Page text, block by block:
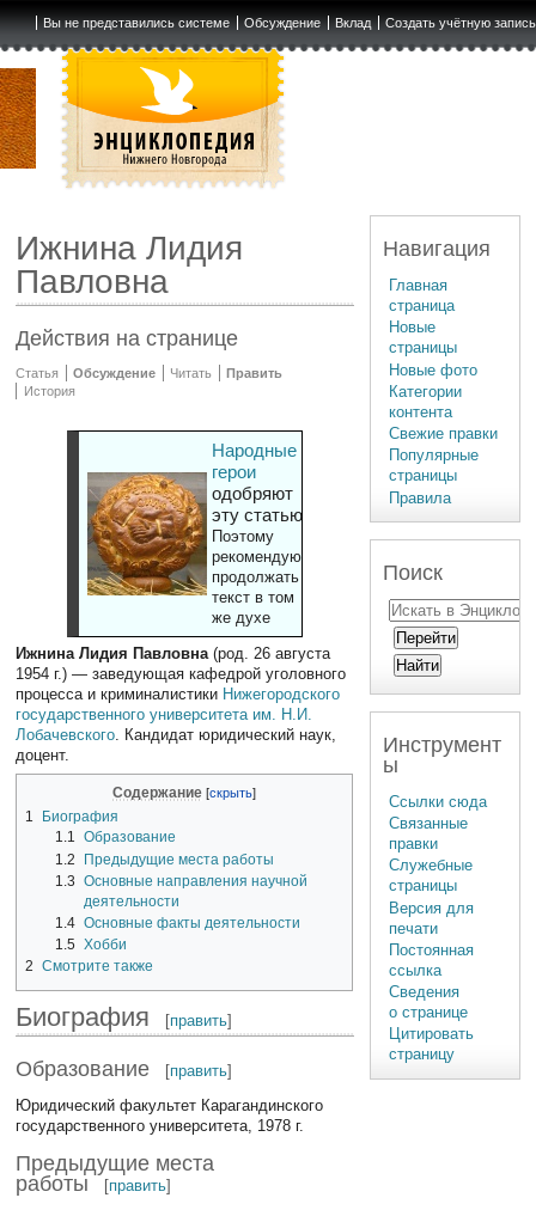
Вы не представились системе Обсуждение Вклад Создать учётную запись
Ижнина Лидия
Павловна
Действия на странице
Статья Обсуждение Читать
Править
История
Народные
герои
одобряют
эту статью
Поэтому
рекомендуют
продолжать
текст в том
же духе
Ижнина Лидия Павловна(род. 26 августа
1954 г.) — заведующая кафедрой уголовного
процесса и криминалистики Нижегородского
государственного университета им. Н.И.
Лобачевского. Кандидат юридический наук,
доцент.
Содержание
1
Биография
1.1 Образование
1.2
Предыдущие места работы
1.3 Основные направления научной
деятельности
1.4 Основные факты деятельности
1.5 Хобби
2
Смотрите также
Биография [править]
Образование [править]
Юридический факультет Карагандинского
государственного университета, 1978 г.
Предыдущие места
работы
[править]
Навигация
Главная
страница
Новые
страницы
Новые фото
Категории
контента
Свежие правки
Популярные
страницы
Правила
Поиск
Инструмент
ы
Ссылки сюда
Связанные
правки
Служебные
страницы
Версия для
печати
Постоянная
ссылка
Сведения
о странице
Цитировать
страницу